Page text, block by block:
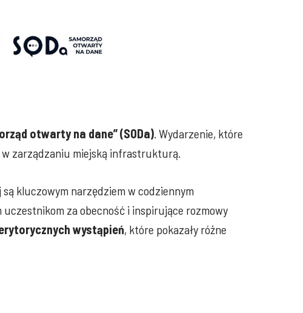
otwarty na dane” (SODa). Wydarzenie, które
w zarządzaniu miejską infrastrukturą.
kluczowym narzędziem w codziennym
uczestnikom za obecność i inspirujące rozmowy
wystąpień, które pokazały różne